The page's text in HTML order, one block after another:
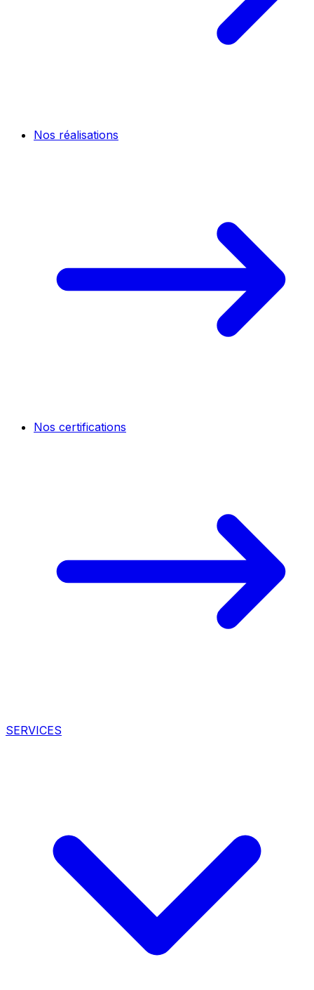
Nos réalisations
Nos certifications
SERVICES